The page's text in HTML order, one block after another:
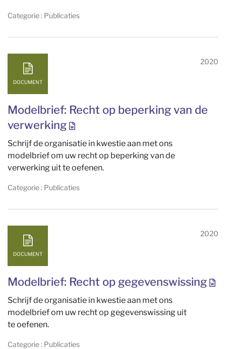
Categorie : Publicaties
DOCUMENT
Modelbrief: Recht op beperking van de
verwerking
2020
Schrijf de organisatie in kwestie aan met ons
modelbrief om uw recht op beperking van de
verwerking uit te oefenen.
Categorie : Publicaties
DOCUMENT
Modelbrief: Recht op gegevenswissing
2020
Schrijf de organisatie in kwestie aan met ons
modelbrief om uw recht op gegevenswissing uit
te oefenen.
Categorie : Publicaties